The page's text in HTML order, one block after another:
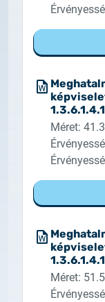
Méret:
Méret: